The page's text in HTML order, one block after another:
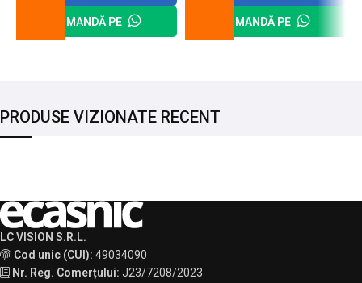
COMANDĂ PE COMANDĂ PE
PRODUSE VIZIONATE RECENT
LC VISION S.R.L.
Cod unic (CUI): 49034090
Nr. Reg. Comerțului: J23/7208/2023